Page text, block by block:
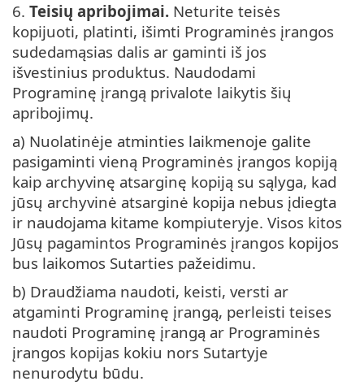
6. Teisių apribojimai. Neturite teisės
kopijuoti, platinti, išimti Programinės įrangos
sudedamąsias dalis ar gaminti iš jos
išvestinius produktus. Naudodami
Programinę įrangą privalote laikytis šių
apribojimų.
a) Nuolatinėje atminties laikmenoje galite
pasigaminti vieną Programinės įrangos kopiją
kaip archyvinę atsarginę kopiją su sąlyga, kad
jūsų archyvinė atsarginė kopija nebus įdiegta
ir naudojama kitame kompiuteryje. Visos kitos
Jūsų pagamintos Programinės įrangos kopijos
bus laikomos Sutarties pažeidimu.
b) Draudžiama naudoti, keisti, versti ar
atgaminti Programinę įrangą, perleisti teises
naudoti Programinę įrangą ar Programinės
įrangos kopijas kokiu nors Sutartyje
nenurodytu būdu.